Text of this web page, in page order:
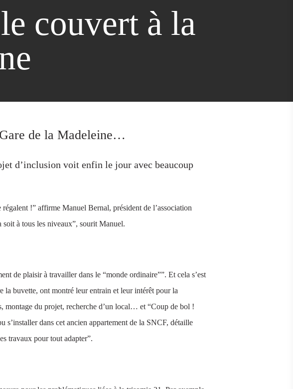
couvert à la
de la Madeleine…
d’inclusion voit enfin le jour avec beaucoup
!” affirme Manuel Bernal, président de l’association
à tous les niveaux”, sourit Manuel.
de plaisir à travailler dans le “monde ordinaire””. Et cela s’est
buvette, ont montré leur entrain et leur intérêt pour la
montage du projet, recherche d’un local… et “Coup de bol !
s’installer dans cet ancien appartement de la SNCF, détaille
travaux pour tout adapter”.